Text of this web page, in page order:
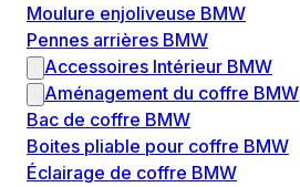
Moulure enjoliveuse BMW
Pennes arrières BMW
Accessoires Intérieur BMW
Aménagement du coffre BMW
Bac de coffre BMW
Boites pliable pour coffre BMW
Éclairage de coffre BMW